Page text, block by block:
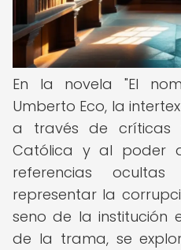
En la novela "El
Umberto Eco, la
a través de críticas
Católica y al poder
referencias
representar la
seno de la institución
de la trama, se